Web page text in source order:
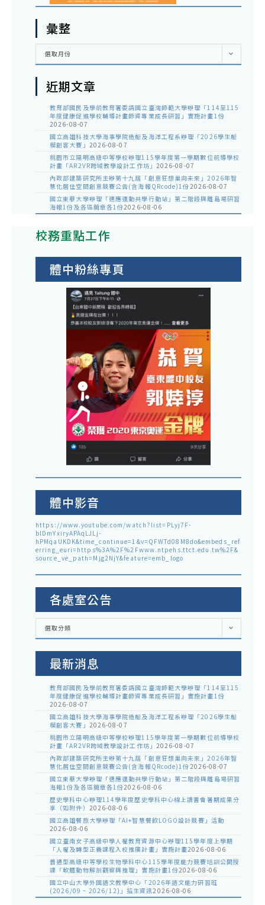
彙整
彙
選取月份
近期文章
教育部國民及學前教育署委請國立臺灣師範大學辦理「114至115
年度健康促進學校輔導計畫師資專業成長研習」實施計畫1份
2026-08-07
國立高雄科技大學海事學院造船及海洋工程系辦理「2026學生船
模創客大賽」 2026-08-07
桃園市立陽明高級中等學校辦理115學年度第一學期數位前導學校
計畫「AR2VR跨域教學設計工作坊」 2026-08-07
內政部建築研究所主辦第十九屆「創意狂想巢向未來」2026年智
慧化居住空間創意競賽公告(含海報QRcode)1份2026-08-07
國立東華大學辦理「適應運動共學行動站」第二階段與離島場研習
海報1份及各區簡章各1份2026-08-06
校務重點工作
體中粉絲專頁
體中影音
https://www.youtube.com/watch?list=PLyj7F-
blDmYxiryAPAqLJLj-
hPMqaUKDK&time_continue=1&v=QFWTd08M8do&embeds_ref
erring_euri=https%3A%2F%2Fwww.ntpehs.ttct.edu.tw%2F&
source_ve_path=Mjg2NjY&feature=emb_logo
各處室公告
各
室
選取分類
最新消息
教育部國民及學前教育署委請國立臺灣師範大學辦理「114至115
年度健康促進學校輔導計畫師資專業成長研習」實施計畫1份
2026-08-07
國立高雄科技大學海事學院造船及海洋工程系辦理「2026學生船
模創客大賽」 2026-08-07
桃園市立陽明高級中等學校辦理115學年度第一學期數位前導學校
計畫「AR2VR跨域教學設計工作坊」 2026-08-07
內政部建築研究所主辦第十九屆「創意狂想巢向未來」2026年智
慧化居住空間創意競賽公告(含海報QRcode)1份2026-08-07
國立東華大學辦理「適應運動共學行動站」第二階段與離島場研習
海報1份及各區簡章各1份2026-08-06
歷史學科中心辦理114學年度歷史學科中心線上讀書會暑期成果分
享（如附件） 2026-08-06
國立高雄餐旅大學辦理「AI+智慧餐飲LOGO設計競賽」活動
2026-08-06
國立臺南女子高級中學人權教育資源中心辦理115學年度上學期
「人權及轉型正義課程入校推廣計畫」實施計畫2026-08-06
普通型高級中等學校生物學科中心115學年度能力競賽培訓公開授
課「軟體動物解剖觀察與推理」實施計畫1份2026-08-06
國立中山大學外國語文教學中心「2026年語文能力研習班
(2026/09 ~ 2026/12)」招生資訊2026-08-06